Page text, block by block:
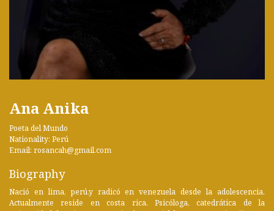
Ana Anika
Poeta del Mundo
Nationality: Perú
Email: rosancah@gmail.com
Biography
Nació en lima, perú.y radicó en venezuela desde la adolescencia.
Actualmente reside en costa rica. Psicóloga, catedrática de la